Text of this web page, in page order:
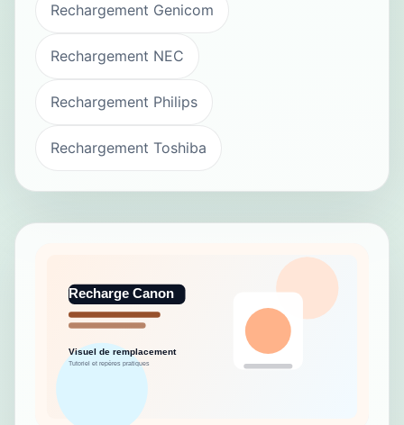
Rechargement Genicom
Rechargement NEC
Rechargement Philips
Rechargement Toshiba